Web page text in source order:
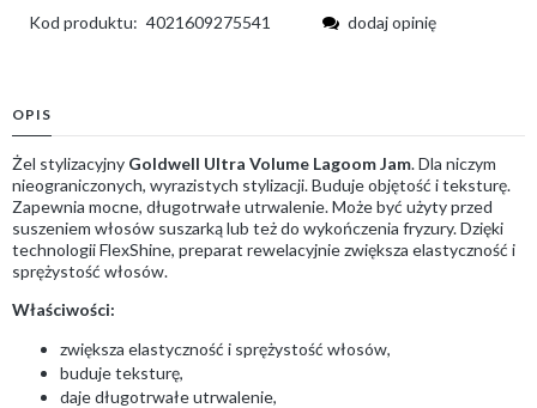
Kod produktu: 4021609275541
dodaj opinię
OPIS
Żel stylizacyjny Goldwell Ultra Volume Lagoom Jam. Dla niczym
nieograniczonych, wyrazistych stylizacji. Buduje objętość i teksturę.
Zapewnia mocne, długotrwałe utrwalenie. Może być użyty przed
suszeniem włosów suszarką lub też do wykończenia fryzury. Dzięki
technologii FlexShine, preparat rewelacyjnie zwiększa elastyczność i
sprężystość włosów.
Właściwości:
zwiększa elastyczność i sprężystość włosów,
buduje teksturę,
daje długotrwałe utrwalenie,